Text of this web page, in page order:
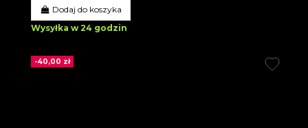
Dodaj do koszyka
Wysyłka w 24 godzin
-40,00 zł